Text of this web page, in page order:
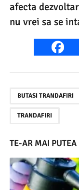
afecta
nu vrei sa se
BUTASI TRANDAFIRI
TRANDAFIRI
TE-AR MAI PUTEA